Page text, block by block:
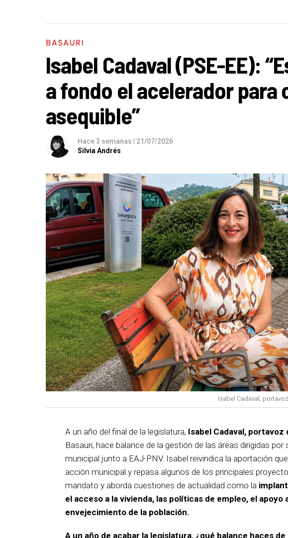
BASAURI
Isabel Cadaval (PSE-EE):
a fondo el acelerador para
asequible”
Hace 3 semanas | 21/07/2026
Silvia Andrés
Isabel Cadaval,
A un año del final de la legislatura, Isabel Cadaval, portavoz
Basauri, hace balance de la gestión de las áreas dirigidas
municipal junto a EAJ-PNV. Isabel reivindica la aportación
acción municipal y repasa algunos de los principales
mandato y aborda cuestiones de actualidad como la
el acceso a la vivienda, las políticas de empleo, el apoyo
envejecimiento de la población.
A un año de acabar la legislatura, ¿qué balance haces